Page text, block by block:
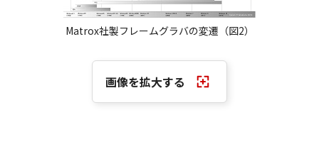
Matrox社製フレームグラバの変遷（図2）
画像を拡大する